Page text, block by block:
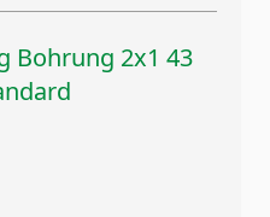
Bohrung 2x1 43